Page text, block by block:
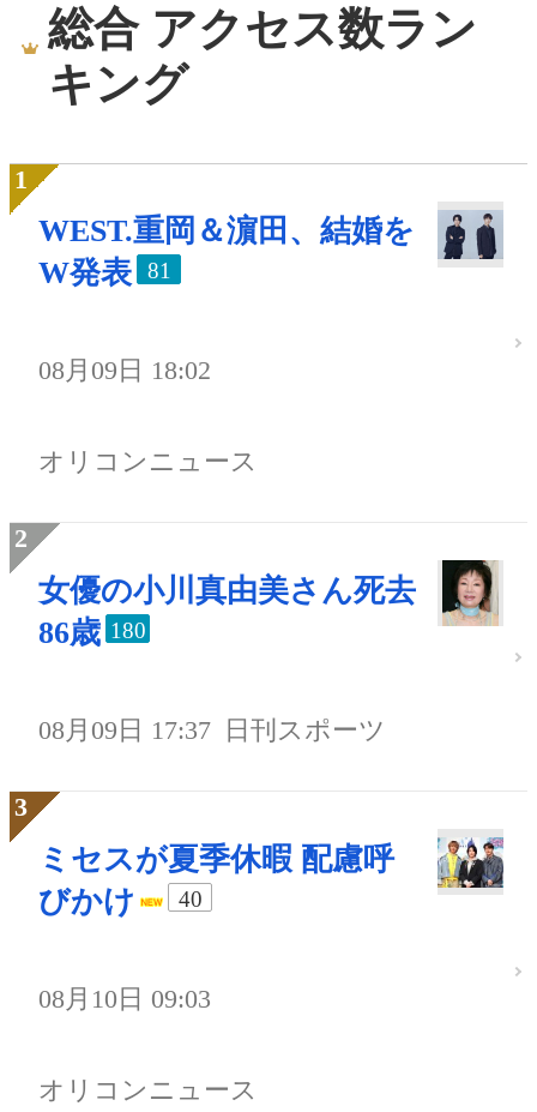
総合 アクセス数ラン
キング
WEST.重岡＆濵田、結婚を
W発表
81
08月09日 18:02
オリコンニュース
女優の小川真由美さん死去
86歳 180
08月09日 17:37 日刊スポーツ
ミセスが夏季休暇 配慮呼
びかけ
40
08月10日 09:03
オリコンニュース